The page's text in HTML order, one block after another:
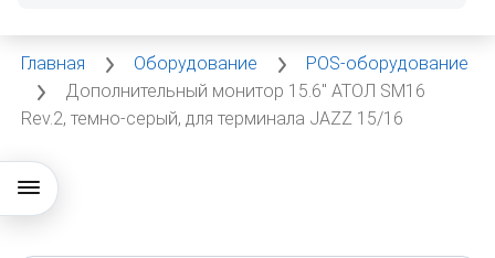
Главная Оборудование
POS-оборудование
Дополнительный монитор 15.6" АТОЛ SM16
Rev.2, темно-серый, для терминала JAZZ 15/16